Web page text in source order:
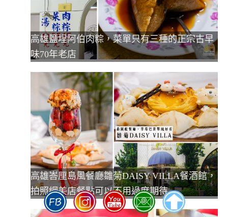
高雄鹽埕阿伯肉粽，菜單只有三種的正宗古早
味70年老店
高雄峇厘島風餐廳雛菊DAISY VILLA餐酒館，
拍照網美店餐點可以不用過度期待